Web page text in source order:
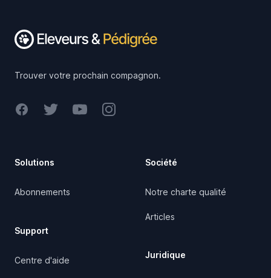
Trouver votre prochain compagnon.
FacebookTwitterYoutubeInstagram
Solutions
Abonnements
Support
Centre d'aide
Société
Notre charte qualité
Articles
Juridique